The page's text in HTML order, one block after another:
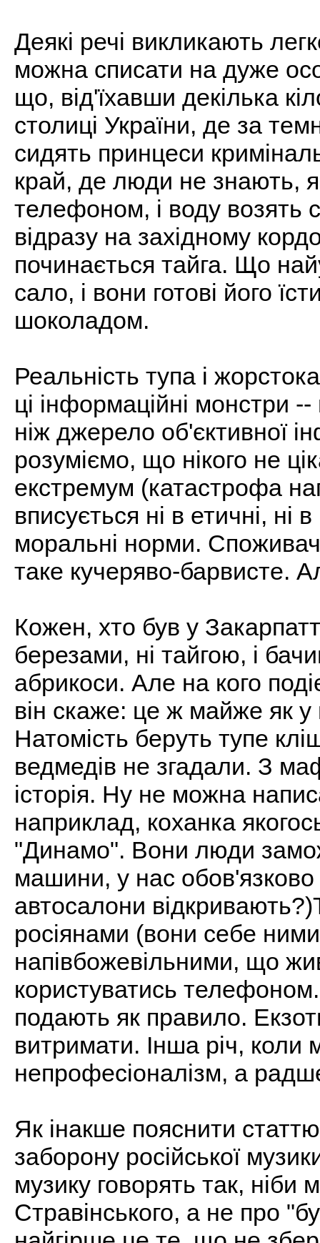
Деякі речі викликають
можна списати на дуже
що, від'їхавши декілька
столиці України, де за
сидять принцеси
край, де люди не знають,
телефоном, і воду
відразу на західному
починається тайга. Що
сало, і вони готові його
шоколадом.
Реальність тупа і
ці інформаційні монстри
ніж джерело об'єктивної
розуміємо, що нікого не
екстремум (катастрофа
вписується ні в етичні, ні
моральні норми.
таке кучеряво-барвисте.
Кожен, хто був у
березами, ні тайгою, і
абрикоси. Але на кого
він скаже: це ж майже як у
Натомість беруть тупе
ведмедів не згадали. З
історія. Ну не можна
наприклад, коханка
"Динамо". Вони люди
машини, у нас обов'язково
автосалони
росіянами (вони себе
напівбожевільними, що
користуватись
подають як правило.
витримати. Інша річ,
непрофесіоналізм, а
Як інакше пояснити
заборону російської
музику говорять так, ніби
Стравінського, а не про